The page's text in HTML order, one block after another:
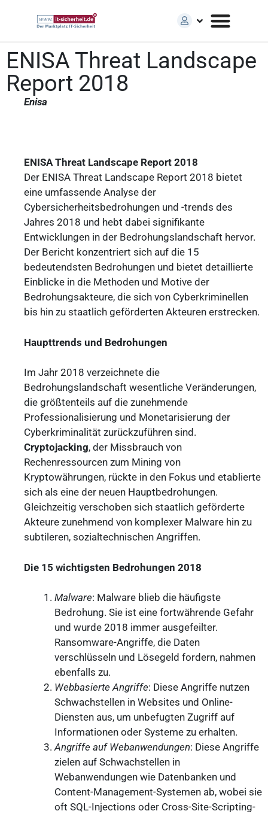
ENISA Threat Landscape
Report 2018
Enisa
ENISA Threat Landscape Report 2018
Der ENISA Threat Landscape Report 2018 bietet
eine umfassende Analyse der
Cybersicherheitsbedrohungen und -trends des
Jahres 2018 und hebt dabei signifikante
Entwicklungen in der Bedrohungslandschaft hervor.
Der Bericht konzentriert sich auf die 15
bedeutendsten Bedrohungen und bietet detaillierte
Einblicke in die Methoden und Motive der
Bedrohungsakteure, die sich von Cyberkriminellen
bis hin zu staatlich geförderten Akteuren erstrecken.
Haupttrends und Bedrohungen
Im Jahr 2018 verzeichnete die
Bedrohungslandschaft wesentliche Veränderungen,
die größtenteils auf die zunehmende
Professionalisierung und Monetarisierung der
Cyberkriminalität zurückzuführen sind.
Cryptojacking, der Missbrauch von
Rechenressourcen zum Mining von
Kryptowährungen, rückte in den Fokus und etablierte
sich als eine der neuen Hauptbedrohungen.
Gleichzeitig verschoben sich staatlich geförderte
Akteure zunehmend von komplexer Malware hin zu
subtileren, sozialtechnischen Angriffen.
Die 15 wichtigsten Bedrohungen 2018
Malware: Malware blieb die häufigste
Bedrohung. Sie ist eine fortwährende Gefahr
und wurde 2018 immer ausgefeilter.
Ransomware-Angriffe, die Daten
verschlüsseln und Lösegeld fordern, nahmen
ebenfalls zu.
Webbasierte Angriffe: Diese Angriffe nutzen
Schwachstellen in Websites und Online-
Diensten aus, um unbefugten Zugriff auf
Informationen oder Systeme zu erhalten.
Angriffe auf Webanwendungen: Diese Angriffe
zielen auf Schwachstellen in
Webanwendungen wie Datenbanken und
Content-Management-Systemen ab, wobei sie
oft SQL-Injections oder Cross-Site-Scripting-